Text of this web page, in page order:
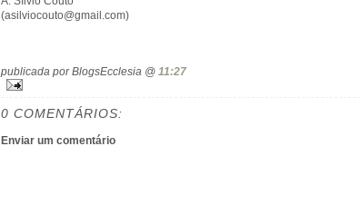
(asilviocouto@gmail.com)
publicada por BlogsEcclesia @ 11:27
0 COMENTÁRIOS:
Enviar um comentário